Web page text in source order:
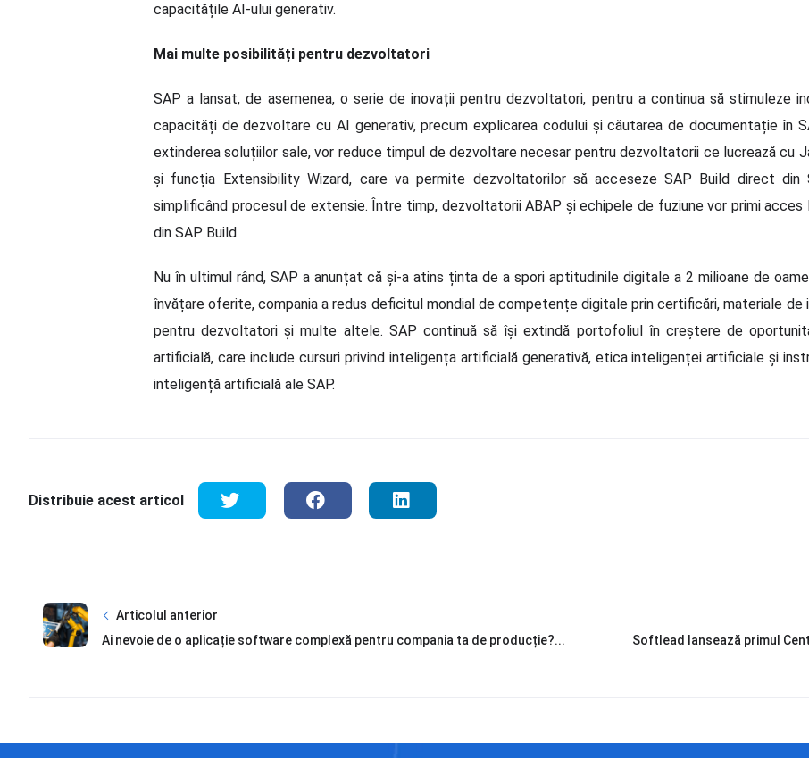
capacitățile AI-ului generativ.
Mai multe posibilități pentru dezvoltatori
SAP a lansat, de asemenea, o serie de inovații pentru dezvoltatori, pentru a continua să stimuleze
capacități de dezvoltare cu AI generativ, precum explicarea codului și căutarea de documentație în
extinderea soluțiilor sale, vor reduce timpul de dezvoltare necesar pentru dezvoltatorii ce lucrează cu
și funcția Extensibility Wizard, care va permite dezvoltatorilor să acceseze SAP Build direct din
simplificând procesul de extensie. Între timp, dezvoltatorii ABAP și echipele de fuziune vor primi
din SAP Build.
Nu în ultimul rând, SAP a anunțat că și-a atins ținta de a spori aptitudinile digitale a 2 milioane de
învățare oferite, compania a redus deficitul mondial de competențe digitale prin certificări, materiale
pentru dezvoltatori și multe altele. SAP continuă să își extindă portofoliul în creștere de
artificială, care include cursuri privind inteligența artificială generativă, etica inteligenței artificiale și
inteligență artificială ale SAP.
Distribuie acest articol
Articolul anterior
Ai nevoie de o aplicație software complexă pentru compania ta de producție?...
Softlead lansează primul